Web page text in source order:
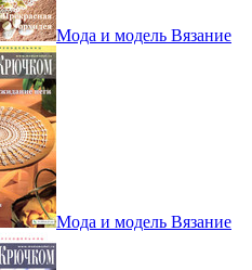
Мода и модель Вязание
Мода и модель Вязание